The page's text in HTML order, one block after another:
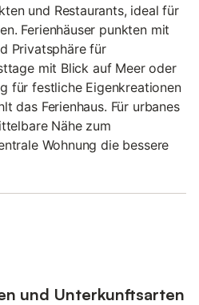
und Restaurants, ideal für
Ferienhäuser punkten mit
Privatsphäre für
mit Blick auf Meer oder
für festliche Eigenkreationen
das Ferienhaus. Für urbanes
Nähe zum
Wohnung die bessere
und Unterkunftsarten